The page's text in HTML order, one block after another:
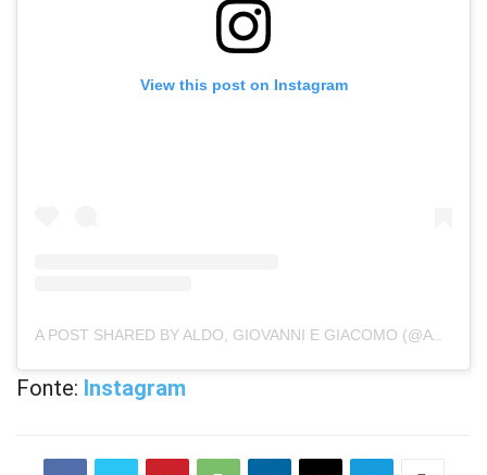
View this post on Instagram
Fonte: Instagram